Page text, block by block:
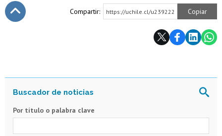
Compartir: https://uchile.cl/u239222 Copiar
Por título o palabra clave